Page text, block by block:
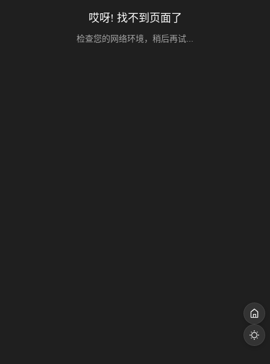
哎呀! 找不到页面了
检查您的网络环境，稍后再试...